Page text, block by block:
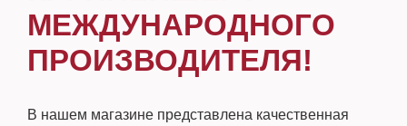
МЕЖДУНАРОДНОГО
ПРОИЗВОДИТЕЛЯ!
В нашем магазине представлена качественная